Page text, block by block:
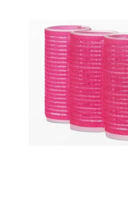
Varumärken
Kampanjer
/ Kammar
stylingverktyg